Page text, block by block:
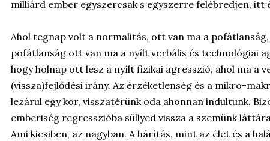
milliárd ember egyszercsak s egyszerre felébredjen, itt
Ahol tegnap volt a normalitás, ott van ma a
pofátlanság ott van ma a nyílt verbális és technológiai
hogy holnap ott lesz a nyílt fizikai agresszió, ahol ma a
(vissza)fejlődési irány. Az érzéketlenség és a mikro-
lezárul egy kor, visszatérünk oda ahonnan indultunk.
emberiség regresszióba süllyed vissza a szemünk
Ami kicsiben, az nagyban. A hárítás, mint az élet és a